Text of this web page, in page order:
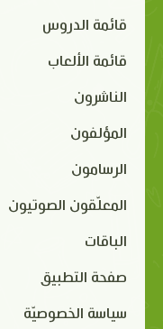
قائمة الدروس
قائمة الألعاب
الناشرون
المؤلفون
الرسامون
المعلّقون الصوتيون
الباقات
صفحة التطبيق
سياسة الخصوصيّة